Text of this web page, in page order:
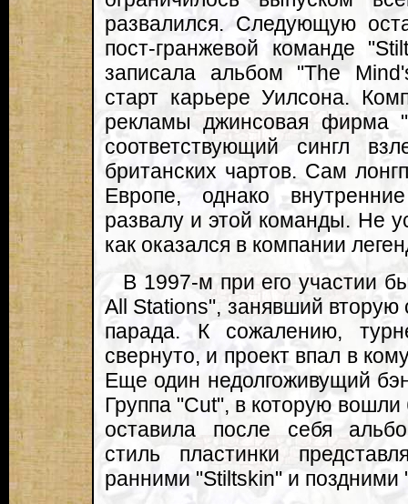
развалился. Следующую
пост-гранжевой команде
записала альбом "The
старт карьере Уилсона.
рекламы джинсовая фирма
соответствующий сингл
британских чартов. Сам
Европе, однако
развалу и этой команды. Не
как оказался в компании
В 1997-м при его участии
All Stations", занявший вторую
парада. К сожалению,
свернуто, и проект впал в
Еще один недолгоживущий
Группа "Cut", в которую
оставила после себя
стиль пластинки
ранними "Stiltskin" и поздними